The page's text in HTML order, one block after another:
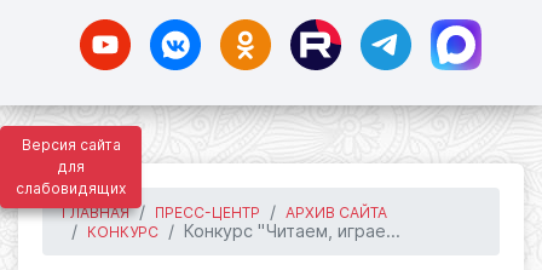
Версия сайта
для
слабовидящих
ГЛАВНАЯ ПРЕСС-ЦЕНТР
АРХИВ САЙТА
КОНКУРС
Конкурс "Читаем, играе...